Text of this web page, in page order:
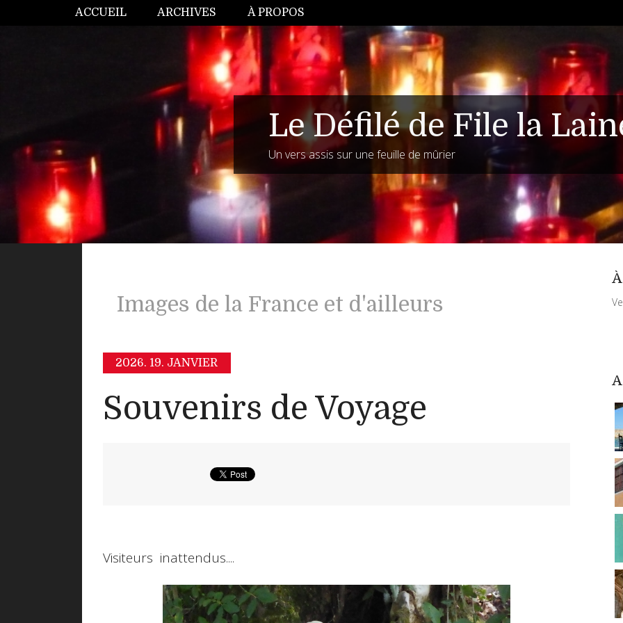
ACCUEIL ARCHIVES À PROPOS
Le Défilé de File la
Un vers assis sur une feuille de mûrier
Images de la France et d'ailleurs
2026. 19. JANVIER
Souvenirs de Voyage
Visiteurs inattendus....